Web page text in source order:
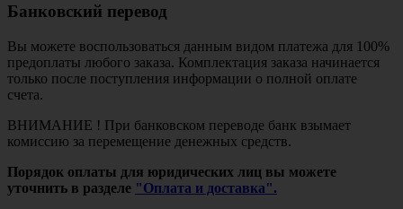
Банковский перевод
Вы можете воспользоваться данным видом платежа для 100%
предоплаты любого заказа. Комплектация заказа начинается
только после поступления информации о полной оплате
счета.
ВНИМАНИЕ ! При банковском переводе банк взымает
комиссию за перемещение денежных средств.
Порядок оплаты для юридических лиц вы можете
уточнить в разделе "Оплата и доставка".